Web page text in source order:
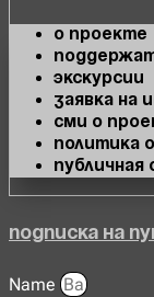
О проекте
Экскурсии
Заявка на
СМИ о
Политика
Подписка на
Name